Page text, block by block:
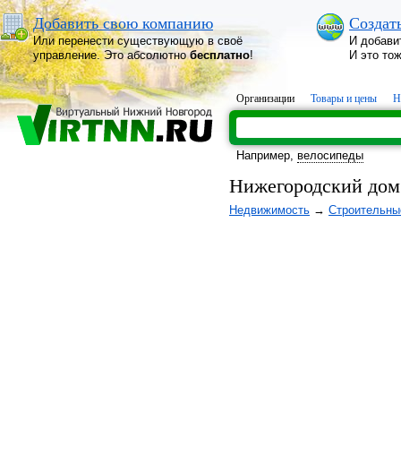
Добавить свою компанию
Или перенести существующую в своё
управление. Это абсолютнобесплатно!
И
И это
Организации Товары и цены
Например, велосипеды
Нижегородский
Недвижимость →